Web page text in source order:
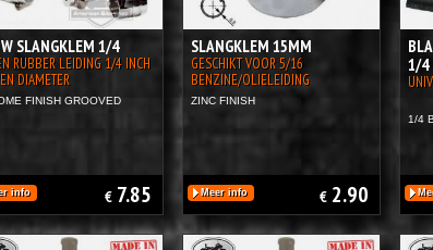
SLANGKLEM 1/4
RUBBER LEIDING 1/4 INCH
DIAMETER
FINISH GROOVED
info € 7.85
SLANGKLEM 15MM
GESCHIKT VOOR 5/16
BENZINE/OLIELEIDING
ZINC FINISH
Meer info € 2.90
1/4
1/4